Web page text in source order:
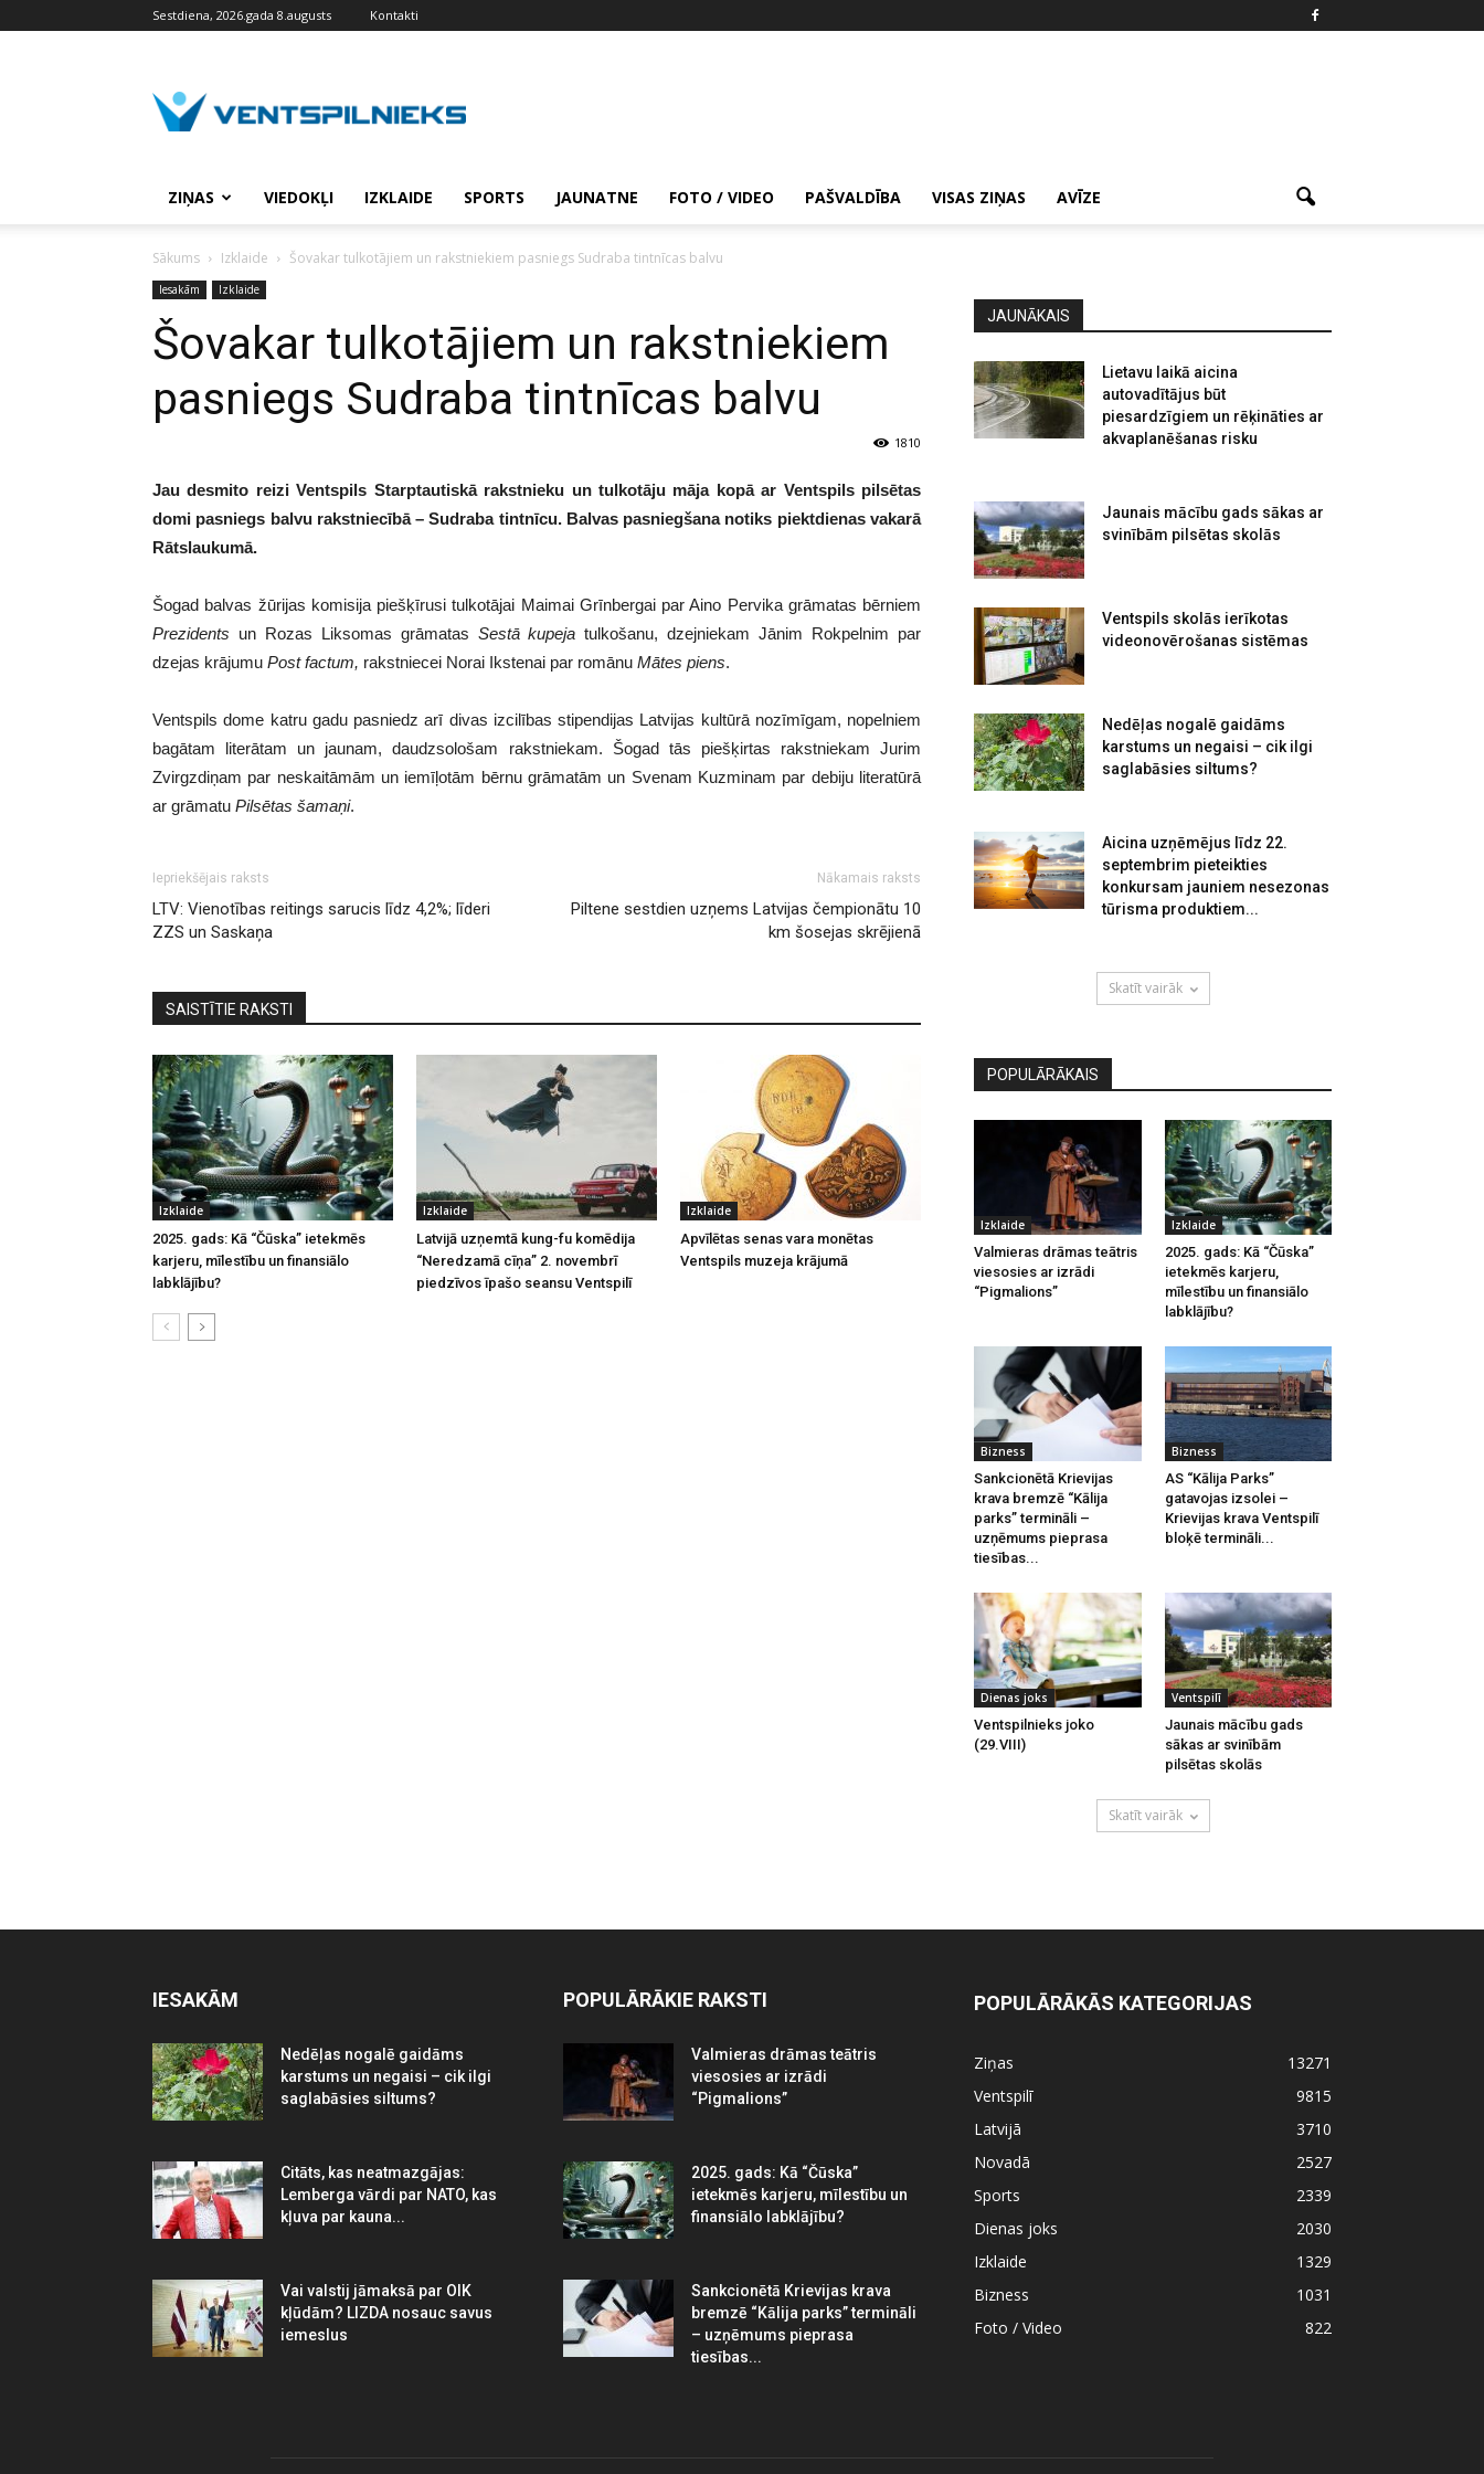
Sestdiena, 2026.gada 8.augusts Kontakti
ZIŅAS VIEDOKĻI IZKLAIDE SPORTS JAUNATNE FOTO / VIDEO PAŠVALDĪBA VISAS ZIŅAS AVĪZE
Sākums Izklaide Šovakar tulkotājiem un rakstniekiem pasniegs Sudraba tintnīcas balvu
Iesakām Izklaide
Šovakar tulkotājiem un rakstniekiem
pasniegs Sudraba tintnīcas balvu
1810
Jau desmito reizi Ventspils Starptautiskā rakstnieku un tulkotāju māja kopā ar Ventspils pilsētas
domi pasniegs balvu rakstniecībā – Sudraba tintnīcu. Balvas pasniegšana notiks piektdienas vakarā
Rātslaukumā.
Šogad balvas žūrijas komisija piešķīrusi tulkotājai Maimai Grīnbergai par Aino Pervika grāmatas bērniem
Prezidents un Rozas Liksomas grāmatas Sestā kupeja tulkošanu, dzejniekam Jānim Rokpelnim par
dzejas krājumu Post factum, rakstniecei Norai Ikstenai par romānu Mātes piens.
Ventspils dome katru gadu pasniedz arī divas izcilības stipendijas Latvijas kultūrā nozīmīgam, nopelniem
bagātam literātam un jaunam, daudzsološam rakstniekam. Šogad tās piešķirtas rakstniekam Jurim
Zvirgzdiņam par neskaitāmām un iemīļotām bērnu grāmatām un Svenam Kuzminam par debiju literatūrā
ar grāmatu Pilsētas šamaņi.
Iepriekšējais raksts
LTV: Vienotības reitings sarucis līdz 4,2%; līderi
ZZS un Saskaņa
Nākamais raksts
Piltene sestdien uzņems Latvijas čempionātu 10
km šosejas skrējienā
SAISTĪTIE RAKSTI
Izklaide
2025. gads: Kā “Čūska” ietekmēs
karjeru, mīlestību un finansiālo
labklājību?
Izklaide
Latvijā uzņemtā kung-fu komēdija
“Neredzamā cīņa” 2. novembrī
piedzīvos īpašo seansu Ventspilī
Izklaide
Apvīlētas senas vara monētas
Ventspils muzeja krājumā
JAUNĀKAIS
Lietavu laikā aicina
autovadītājus būt
piesardzīgiem un rēķināties ar
akvaplanēšanas risku
Jaunais mācību gads sākas ar
svinībām pilsētas skolās
Ventspils skolās ierīkotas
videonovērošanas sistēmas
Nedēļas nogalē gaidāms
karstums un negaisi – cik ilgi
saglabāsies siltums?
Aicina uzņēmējus līdz 22.
septembrim pieteikties
konkursam jauniem nesezonas
tūrisma produktiem...
Skatīt vairāk
POPULĀRĀKAIS
Izklaide
Valmieras drāmas teātris
viesosies ar izrādi
“Pigmalions”
Izklaide
2025. gads: Kā “Čūska”
ietekmēs karjeru,
mīlestību un finansiālo
labklājību?
Bizness
Sankcionētā Krievijas
krava bremzē “Kālija
parks” termināli –
uzņēmums pieprasa
tiesības...
Bizness
AS “Kālija Parks”
gatavojas izsolei –
Krievijas krava Ventspilī
bloķē termināli...
Dienas joks
Ventspilnieks joko
(29.VIII)
Ventspilī
Jaunais mācību gads
sākas ar svinībām
pilsētas skolās
Skatīt vairāk
IESAKĀM
Nedēļas nogalē gaidāms
karstums un negaisi – cik ilgi
saglabāsies siltums?
Citāts, kas neatmazgājas:
Lemberga vārdi par NATO, kas
kļuva par kauna...
Vai valstij jāmaksā par OIK
kļūdām? LIZDA nosauc savus
iemeslus
POPULĀRĀKIE RAKSTI
Valmieras drāmas teātris
viesosies ar izrādi
“Pigmalions”
2025. gads: Kā “Čūska”
ietekmēs karjeru, mīlestību un
finansiālo labklājību?
Sankcionētā Krievijas krava
bremzē “Kālija parks” termināli
– uzņēmums pieprasa
tiesības...
POPULĀRĀKĀS KATEGORIJAS
Ziņas
13271
Ventspilī
9815
Latvijā
3710
Novadā
2527
Sports
2339
Dienas joks
2030
Izklaide
1329
Bizness
1031
Foto / Video
822